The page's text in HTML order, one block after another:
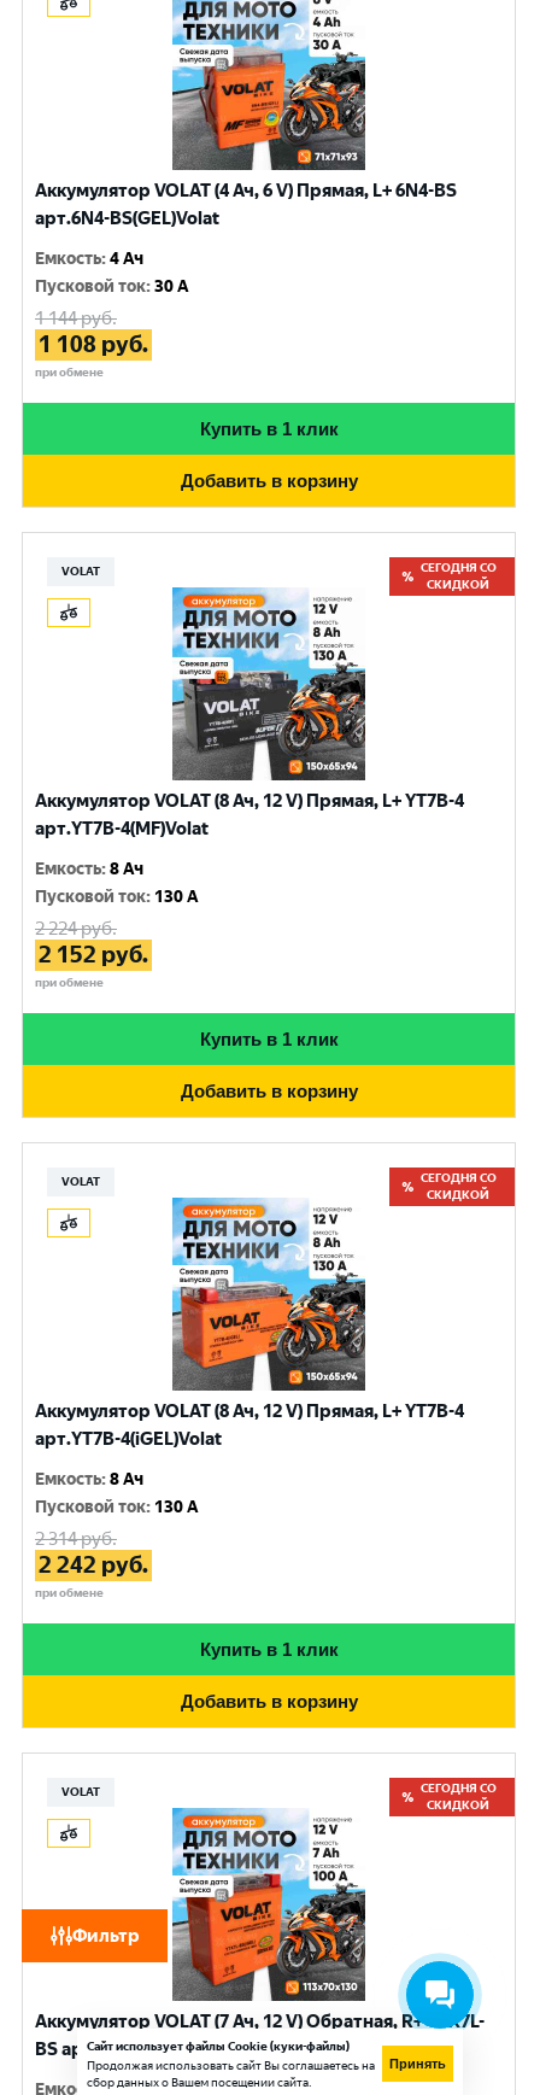
Фильтр
Аккумулятор VOLAT (4 Ач, 6 V) Прямая, L+ 6N4-BS
арт.6N4-BS(GEL)Volat
Емкость:4 Ач
Пусковой ток:30 A
1 144руб.
1 108 руб.
при обмене
Купить в 1 клик
Добавить в корзину
VOLAT
СЕГОДНЯ СО
СКИДКОЙ
Аккумулятор VOLAT (8 Ач, 12 V) Прямая, L+ YT7B-4
арт.YT7B-4(MF)Volat
Емкость:8 Ач
Пусковой ток: 130 A
2 224руб.
2 152 руб.
при обмене
Купить в 1 клик
Добавить в корзину
VOLAT
СЕГОДНЯ СО
СКИДКОЙ
Аккумулятор VOLAT (8 Ач, 12 V) Прямая, L+ YT7B-4
арт.YT7B-4(iGEL)Volat
Емкость:8 Ач
Пусковой ток: 130 A
2 314руб.
2 242 руб.
при обмене
Купить в 1 клик
Добавить в корзину
VOLAT
СЕГОДНЯ СО
СКИДКОЙ
Аккумулятор VOLAT (7 Ач, 12 V) Обратная, R+ YTX7L-
BS арт.YTX7L-BS(iGEL)Volat
Емкость:7 Ач
Сайт использует файлы Cookie (куки-файлы)
Продолжая использовать сайт Вы соглашаетесь на
сбор данных о Вашем посещении сайта.
Принять